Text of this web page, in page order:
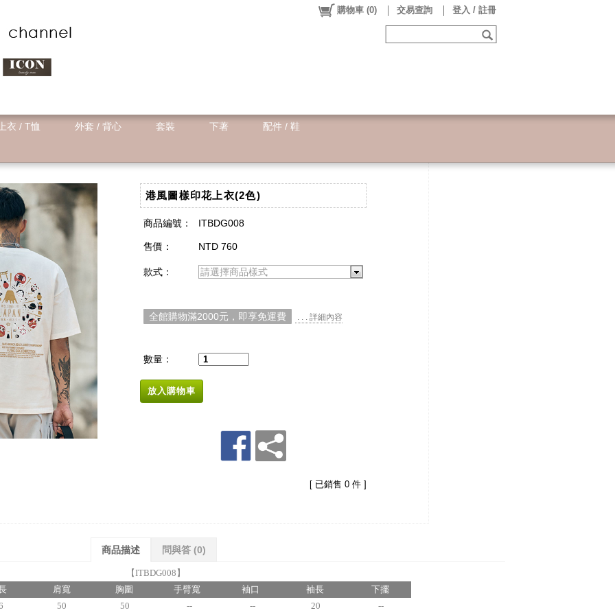
購物車 (0) 交易查詢 登入 / 註冊
衣 / T恤 外套 / 背心 套裝 下著 配件 / 鞋
港風圖樣印花上衣(2色)
商品編號： ITBDG008
售價： NTD 760
款式： 請選擇商品樣式
全館購物滿2000元，即享免運費 . . . 詳細內容
數量：
放入購物車
[ 已銷售 0 件 ]
商品描述 問與答 (0)